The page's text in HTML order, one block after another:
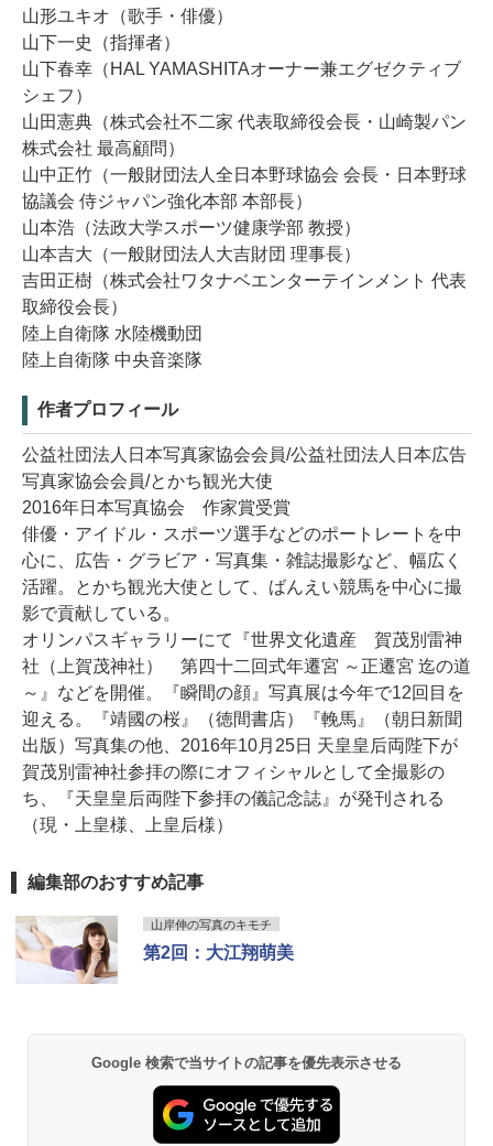
山形ユキオ（歌手・俳優）
山下一史（指揮者）
山下春幸（HAL YAMASHITAオーナー兼エグゼクティブ
シェフ）
山田憲典（株式会社不二家 代表取締役会長・山崎製パン
株式会社 最高顧問）
山中正竹（一般財団法人全日本野球協会 会長・日本野球
協議会 侍ジャパン強化本部 本部長）
山本浩（法政大学スポーツ健康学部 教授）
山本吉大（一般財団法人大吉財団 理事長）
吉田正樹（株式会社ワタナベエンターテインメント 代表
取締役会長）
陸上自衛隊 水陸機動団
陸上自衛隊 中央音楽隊
作者プロフィール
公益社団法人日本写真家協会会員/公益社団法人日本広告
写真家協会会員/とかち観光大使
2016年日本写真協会 作家賞受賞
俳優・アイドル・スポーツ選手などのポートレートを中
心に、広告・グラビア・写真集・雑誌撮影など、幅広く
活躍。とかち観光大使として、ばんえい競馬を中心に撮
影で貢献している。
オリンパスギャラリーにて『世界文化遺産 賀茂別雷神
社（上賀茂神社） 第四十二回式年遷宮 ～正遷宮 迄の道
～』などを開催。『瞬間の顔』写真展は今年で12回目を
迎える。『靖國の桜』（徳間書店）『輓馬』（朝日新聞
出版）写真集の他、2016年10月25日 天皇皇后両陛下が
賀茂別雷神社参拝の際にオフィシャルとして全撮影の
ち、『天皇皇后両陛下参拝の儀記念誌』が発刊される
（現・上皇様、上皇后様）
編集部のおすすめ記事
山岸伸の写真のキモチ
第2回：大江翔萌美
Google 検索で当サイトの記事を優先表示させる